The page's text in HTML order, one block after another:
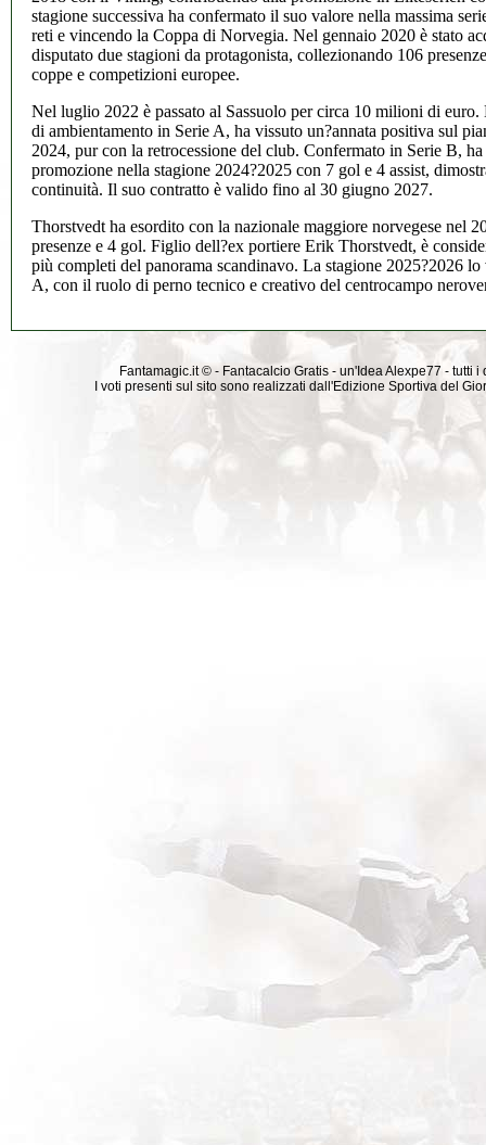
stagione successiva ha confermato il suo valore nella massima
reti e vincendo la Coppa di Norvegia. Nel gennaio 2020 è stato
disputato due stagioni da protagonista, collezionando 106
coppe e competizioni europee.
Nel luglio 2022 è passato al Sassuolo per circa 10 milioni di
di ambientamento in Serie A, ha vissuto un?annata positiva sul
2024, pur con la retrocessione del club. Confermato in Serie B,
promozione nella stagione 2024?2025 con 7 gol e 4 assist,
continuità. Il suo contratto è valido fino al 30 giugno 2027.
Thorstvedt ha esordito con la nazionale maggiore norvegese nel
presenze e 4 gol. Figlio dell?ex portiere Erik Thorstvedt, è
più completi del panorama scandinavo. La stagione 2025?2026
A, con il ruolo di perno tecnico e creativo del centrocampo
Fantamagic.it © - Fantacalcio Gratis - un'Idea Alexpe77 -
I voti presenti sul sito sono realizzati dall'Edizione Sportiva del